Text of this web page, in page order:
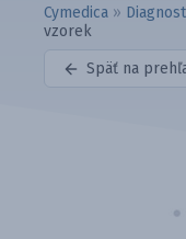
Cymedica »
vzorek
Späť na